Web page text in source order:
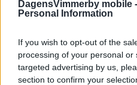
DagensVimmerby mobile -
Personal Information
If you wish to opt-out of the
processing of your personal
targeted advertising by us,
section to confirm your
Nu blir det pizzeria
igen: "Finns inte så
NÄRINGSLIV 28 september 2022